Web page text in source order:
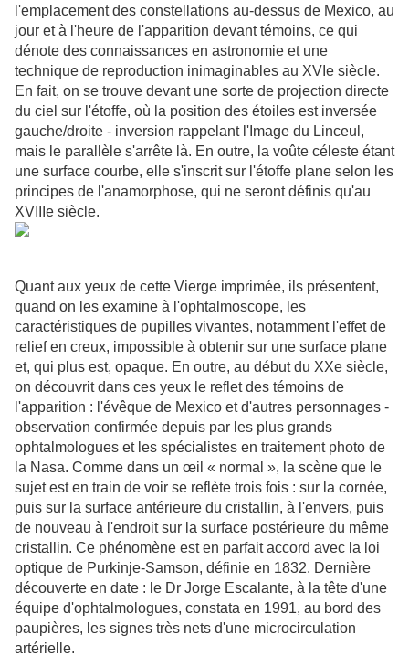
l'emplacement des constellations au-dessus de Mexico, au
jour et à l'heure de l'apparition devant témoins, ce qui
dénote des connaissances en astronomie et une
technique de reproduction inimaginables au XVIe siècle.
En fait, on se trouve devant une sorte de projection directe
du ciel sur l'étoffe, où la position des étoiles est inversée
gauche/droite - inversion rappelant l'Image du Linceul,
mais le parallèle s'arrête là. En outre, la voûte céleste étant
une surface courbe, elle s'inscrit sur l'étoffe plane selon les
principes de l'anamorphose, qui ne seront définis qu'au
XVIIIe siècle.
Quant aux yeux de cette Vierge imprimée, ils présentent,
quand on les examine à l'ophtalmoscope, les
caractéristiques de pupilles vivantes, notamment l'effet de
relief en creux, impossible à obtenir sur une surface plane
et, qui plus est, opaque. En outre, au début du XXe siècle,
on découvrit dans ces yeux le reflet des témoins de
l'apparition : l'évêque de Mexico et d'autres personnages -
observation confirmée depuis par les plus grands
ophtalmologues et les spécialistes en traitement photo de
la Nasa. Comme dans un œil « normal », la scène que le
sujet est en train de voir se reflète trois fois : sur la cornée,
puis sur la surface antérieure du cristallin, à l'envers, puis
de nouveau à l'endroit sur la surface postérieure du même
cristallin. Ce phénomène est en parfait accord avec la loi
optique de Purkinje-Samson, définie en 1832. Dernière
découverte en date : le Dr Jorge Escalante, à la tête d'une
équipe d'ophtalmologues, constata en 1991, au bord des
paupières, les signes très nets d'une microcirculation
artérielle.